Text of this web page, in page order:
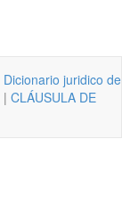
Dicionario juridico de
| CLÁUSULA DE